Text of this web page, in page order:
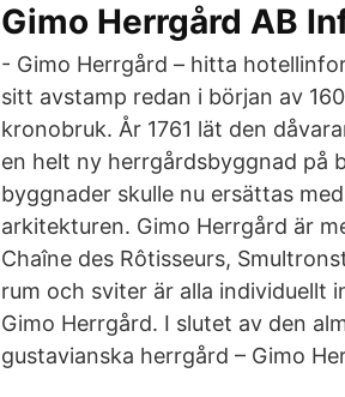
Gimo Herrgård AB
- Gimo Herrgård – hitta
sitt avstamp redan i början av
kronobruk. År 1761 lät den
en helt ny herrgårdsbyggnad på
byggnader skulle nu ersättas
arkitekturen. Gimo Herrgård är
Chaîne des Rôtisseurs,
rum och sviter är alla individuellt
Gimo Herrgård. I slutet av den
gustavianska herrgård – Gimo